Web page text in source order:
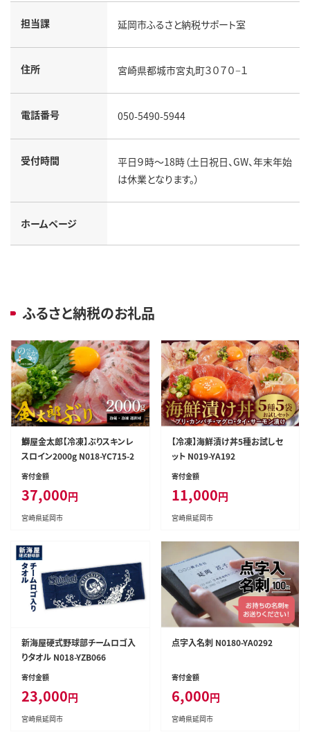
担当課 延岡市ふるさと納税サポート室
住所 宮崎県都城市宮丸町３０７０−１
電話番号 050-5490-5944
受付時間
平日９時～18時（土日祝日、GW、年末年始
は休業となります。）
ホームページ
ふるさと納税のお礼品
鰤屋金太郎【冷凍】ぶりスキンレ
スロイン2000g N018-YC715-2
寄付金額
37,000円
宮崎県延岡市
【冷凍】海鮮漬け丼5種お試しセ
ット N019-YA192
寄付金額
11,000円
宮崎県延岡市
新海屋硬式野球部チームロゴ入
りタオル N018-YZB066
寄付金額
23,000円
宮崎県延岡市
点字入名刺 N0180-YA0292
寄付金額
6,000円
宮崎県延岡市